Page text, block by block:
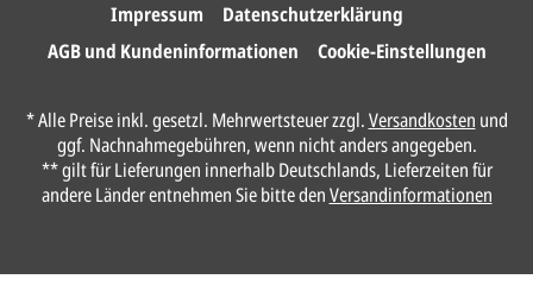
Vorname*
Impressum
Datenschutzerklärung
AGB und Kundeninformationen
Cookie-Einstellungen
* Alle Preise inkl. gesetzl. Mehrwertsteuer zzgl.Versandkosten und
ggf. Nachnahmegebühren, wenn nicht anders angegeben.
** gilt für Lieferungen innerhalb Deutschlands, Lieferzeiten für
andere Länder entnehmen Sie bitte denVersandinformationen